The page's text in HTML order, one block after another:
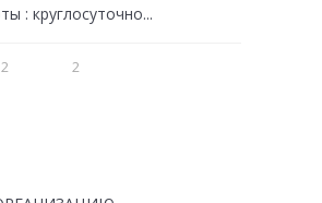
: круглосуточно...
2